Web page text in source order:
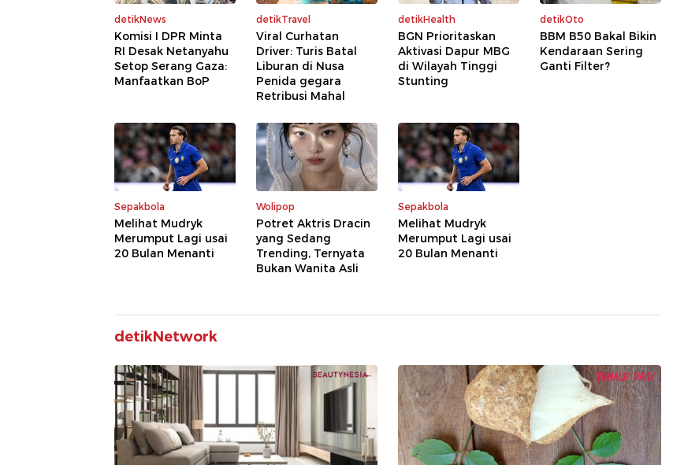
detikNews
Komisi I DPR Minta
RI Desak Netanyahu
Setop Serang Gaza:
Manfaatkan BoP
detikTravel
Viral Curhatan
Driver: Turis Batal
Liburan di Nusa
Penida gegara
Retribusi Mahal
detikHealth
BGN Prioritaskan
Aktivasi Dapur MBG
di Wilayah Tinggi
Stunting
detikOto
BBM B50 Bakal Bikin
Kendaraan Sering
Ganti Filter?
Sepakbola
Melihat Mudryk
Merumput Lagi usai
20 Bulan Menanti
Wolipop
Potret Aktris Dracin
yang Sedang
Trending, Ternyata
Bukan Wanita Asli
Sepakbola
Melihat Mudryk
Merumput Lagi usai
20 Bulan Menanti
detikNetwork